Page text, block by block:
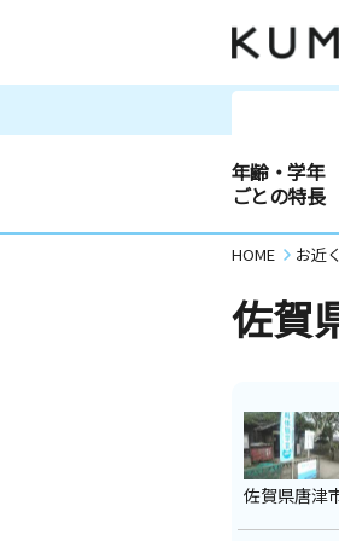
年齢・学年
ごとの特長
HOME お近
佐賀
佐賀県唐津